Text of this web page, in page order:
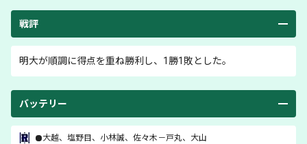
戦評
明大が順調に得点を重ね勝利し、1勝1敗とした。
バッテリー
大越、塩野目 、 小林誠、佐々木 －戸丸、 大山